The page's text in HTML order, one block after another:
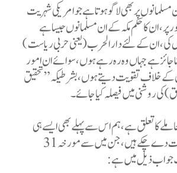
پر بھی لاگو ہوتا ہے جو امریکی شہریت
پر، ان کا حکم مکہ کے ان مسلمانوں جیسا ہے
ان کے لئے دار الحرب (یعنی حربی ریاست)
جائز ہے جہاں وہ رہ رہے ہوں، سوائے ان امور
کے خلاف تقویت دیتے ہوں، بشرطیکہ ”تحقیق
کی روشنی میں فیصلہ کیا جائے۔
کا تعلق ہے، ہم اس سے پہلے بھی ایسے ہی
سوالات پر متعدد جوابات دے چکے ہیں، جن میں سے مورخہ 31
: